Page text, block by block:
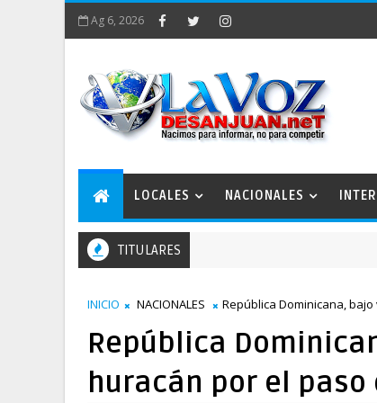
Ag 6, 2026
LOCALES NACIONALES
TITULARES
INICIO NACIONALES República Dominicana,
República
huracán por el paso